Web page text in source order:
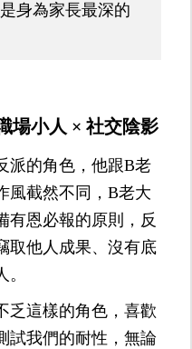
身為家長最深的
場小人 × 社交陰影
派的角色，他跟B老
風截然不同，B老大
有恩必報的原則，反
取他人成果、沒有底
。
乏這樣的角色，喜歡
試我們的耐性，無論